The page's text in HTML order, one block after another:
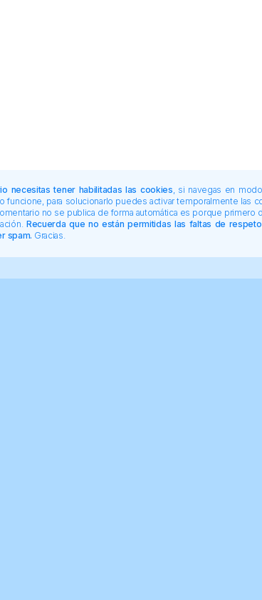
necesitas tener habilitadas las cookies , si navegas en
funcione, para solucionarlo puedes activar temporalmente las
no se publica de forma automática es porque primero
Recuerda que no están permitidas las faltas de
spam. Gracias.